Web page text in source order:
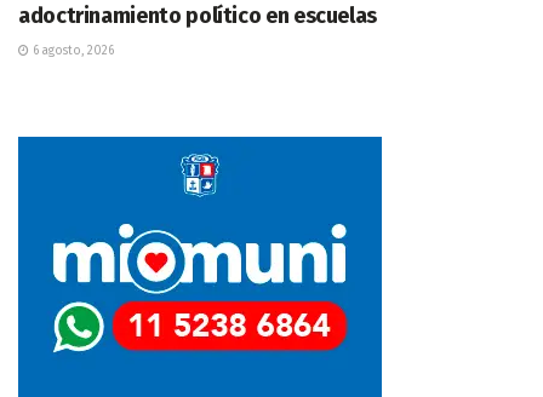
adoctrinamiento político en escuelas
6 agosto, 2026